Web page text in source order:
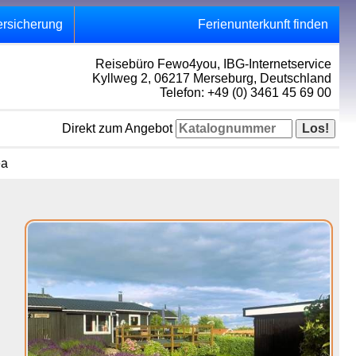
Ferienunterkunft finden
Reisebüro Fewo4you, IBG-Internetservice
Kyllweg 2, 06217 Merseburg, Deutschland
Telefon: +49 (0) 3461 45 69 00
Direkt zum Angebot